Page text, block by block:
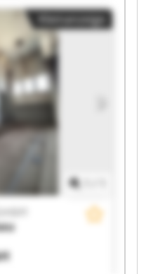
GmbH Huckle
Maschinenbau
GmbH Huckle
Maschinenbau
GmbH Huckle
Maschinenbau
GmbH Huckle
Maschinenbau
GmbH Huckle
Kleinanzeige